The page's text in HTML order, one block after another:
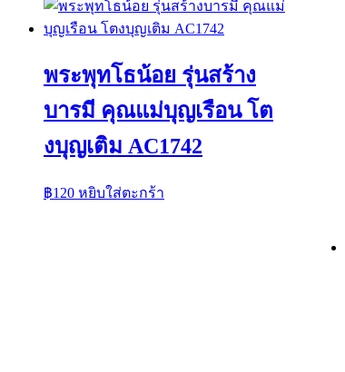
พระพุทโธน้อย รุ่นสร้าง
บารมี คุณแม่บุญเรือน โต
งบุญเติม AC1742
฿120 หยิบใส่ตะกร้า